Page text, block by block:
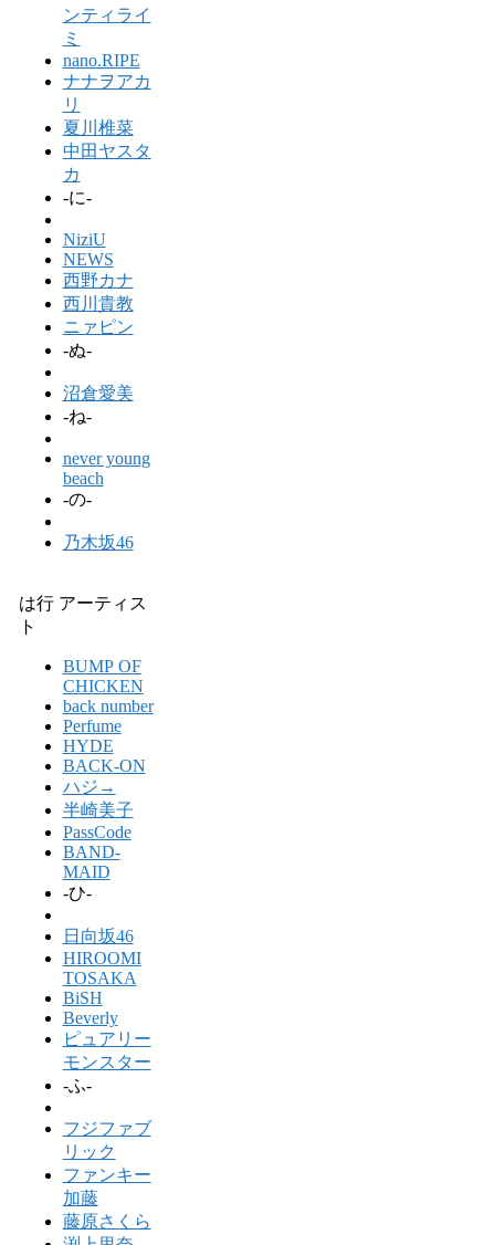
ンティライ
ミ
nano.RIPE
ナナヲアカ
リ
夏川椎菜
中田ヤスタ
カ
-に-
NiziU
NEWS
西野カナ
西川貴教
ニァピン
-ぬ-
沼倉愛美
-ね-
never young
beach
-の-
乃木坂46
は行 アーティス
ト
BUMP OF
CHICKEN
back number
Perfume
HYDE
BACK-ON
ハジ→
半崎美子
PassCode
BAND-
MAID
-ひ-
日向坂46
HIROOMI
TOSAKA
BiSH
Beverly
ピュアリー
モンスター
-ふ-
フジファブ
リック
ファンキー
加藤
藤原さくら